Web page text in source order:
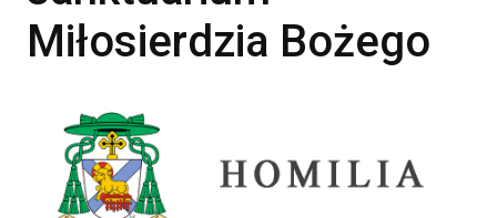
Miłosierdzia Bożego